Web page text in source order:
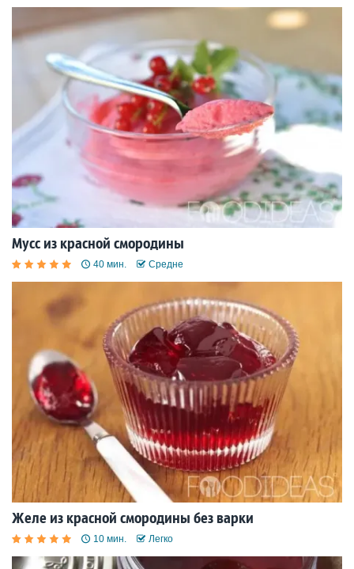
Мусс из красной смородины
40 мин. Средне
Желе из красной смородины без варки
10 мин. Легко